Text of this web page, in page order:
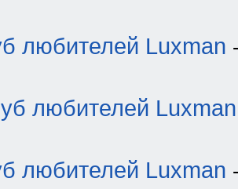
любителей Luxman
любителей Luxman
любителей Luxman